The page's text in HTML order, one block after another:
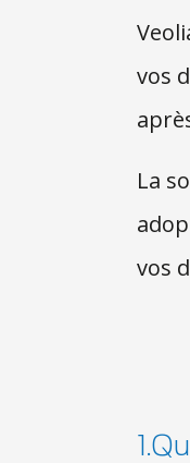
vos
La
vos